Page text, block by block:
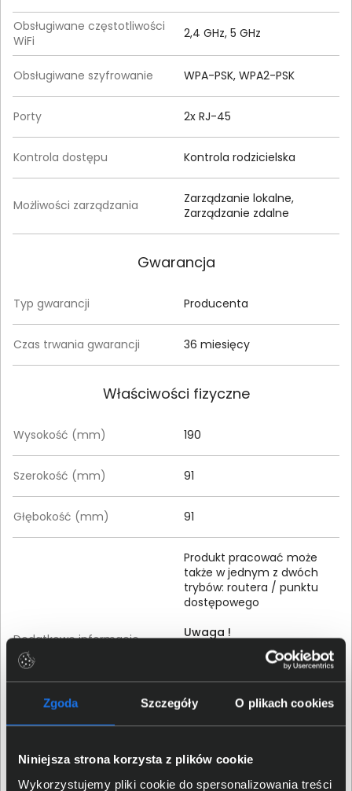
Zgoda Szczegóły O plikach cookies
Niniejsza strona korzysta z plików cookie
Wykorzystujemy pliki cookie do spersonalizowania treści
Obsługiwane częstotliwości
WiFi
2,4 GHz, 5 GHz
Obsługiwane szyfrowanie WPA-PSK, WPA2-PSK
Porty 2x RJ-45
Kontrola dostępu Kontrola rodzicielska
Możliwości zarządzania
Zarządzanie lokalne,
Zarządzanie zdalne
Gwarancja
Typ gwarancji Producenta
Czas trwania gwarancji 36 miesięcy
Właściwości fizyczne
Wysokość (mm) 190
Szerokość (mm) 91
Głębokość (mm) 91
Dodatkowe informacje
Produkt pracować może
także w jednym z dwóch
trybów: routera / punktu
dostępowego
Uwaga !
Produkt w zestawie zawiera:
3 zasilacze
1 Instrukcja szybkiej instalacji
Szczegóły dotyczące zgodności produktu z